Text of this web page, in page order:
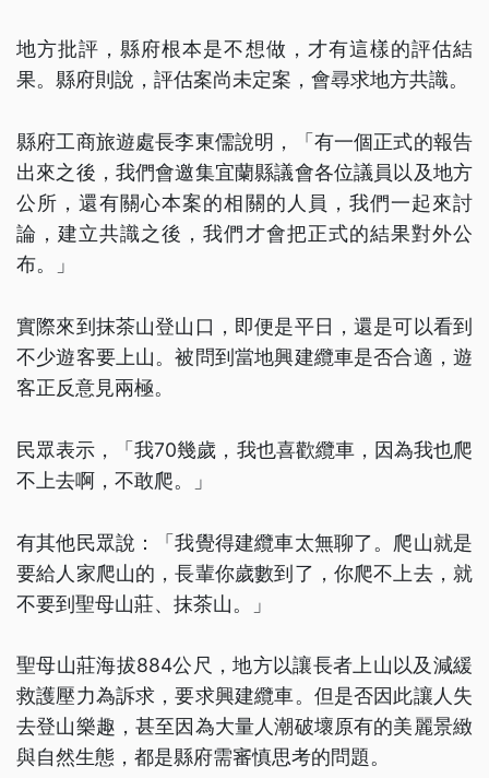
地方批評，縣府根本是不想做，才有這樣的評估結
果。縣府則說，評估案尚未定案，會尋求地方共識。
縣府工商旅遊處長李東儒說明，「有一個正式的報告
出來之後，我們會邀集宜蘭縣議會各位議員以及地方
公所，還有關心本案的相關的人員，我們一起來討
論，建立共識之後，我們才會把正式的結果對外公
布。」
實際來到抹茶山登山口，即便是平日，還是可以看到
不少遊客要上山。被問到當地興建纜車是否合適，遊
客正反意見兩極。
民眾表示，「我70幾歲，我也喜歡纜車，因為我也爬
不上去啊，不敢爬。」
有其他民眾說：「我覺得建纜車太無聊了。爬山就是
要給人家爬山的，長輩你歲數到了，你爬不上去，就
不要到聖母山莊、抹茶山。」
聖母山莊海拔884公尺，地方以讓長者上山以及減緩
救護壓力為訴求，要求興建纜車。但是否因此讓人失
去登山樂趣，甚至因為大量人潮破壞原有的美麗景緻
與自然生態，都是縣府需審慎思考的問題。